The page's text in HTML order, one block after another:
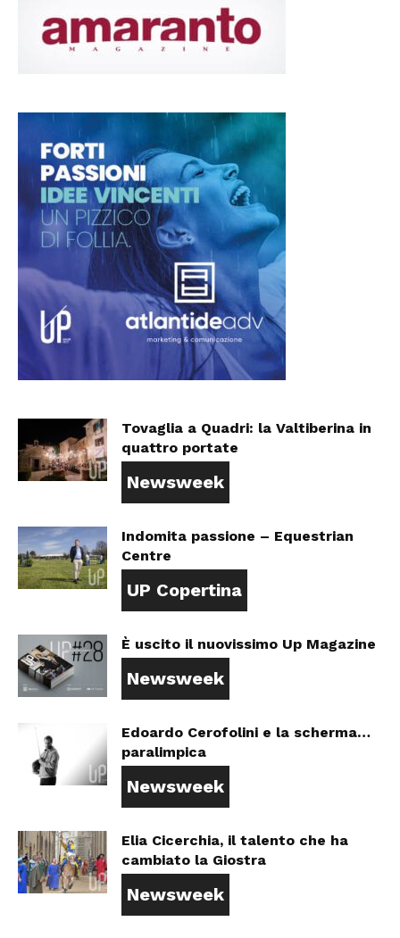
Tovaglia a Quadri: la Valtiberina in
quattro portate
Newsweek
Indomita passione – Equestrian
Centre
UP Copertina
È uscito il nuovissimo Up Magazine
Newsweek
Edoardo Cerofolini e la scherma…
paralimpica
Newsweek
Elia Cicerchia, il talento che ha
cambiato la Giostra
Newsweek